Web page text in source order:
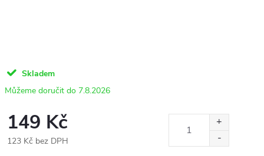
Skladem
7.8.2026
149 Kč
123 Kč bez DPH